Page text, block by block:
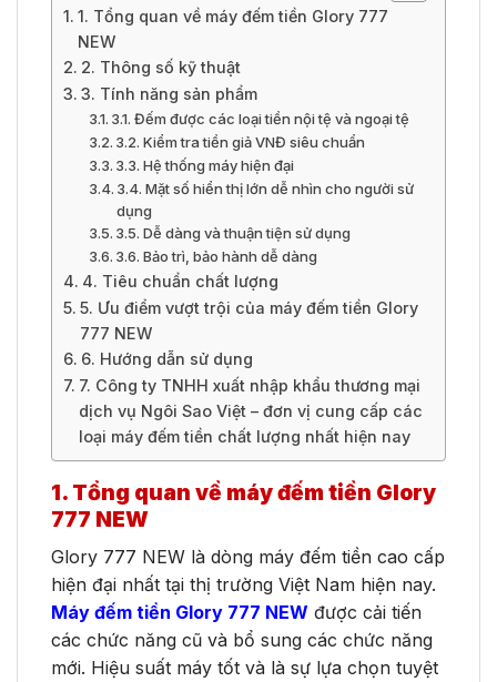
1. Tổng quan về máy đếm tiền Glory 777
NEW
2. Thông số kỹ thuật
3. Tính năng sản phẩm
3.1. Đếm được các loại tiền nội tệ và ngoại tệ
3.2. Kiểm tra tiền giả VNĐ siêu chuẩn
3.3. Hệ thống máy hiện đại
3.4. Mặt số hiển thị lớn dễ nhìn cho người sử
dụng
3.5. Dễ dàng và thuận tiện sử dụng
3.6. Bảo trì, bảo hành dễ dàng
4. Tiêu chuẩn chất lượng
5. Ưu điểm vượt trội của máy đếm tiền Glory
777 NEW
6. Hướng dẫn sử dụng
7. Công ty TNHH xuất nhập khẩu thương mại
dịch vụ Ngôi Sao Việt – đơn vị cung cấp các
loại máy đếm tiền chất lượng nhất hiện nay
1. Tổng quan về máy đếm tiền Glory
777 NEW
Glory 777 NEW là dòng máy đếm tiền cao cấp
hiện đại nhất tại thị trường Việt Nam hiện nay.
Máy đếm tiền Glory 777 NEW được cải tiến
các chức năng cũ và bổ sung các chức năng
mới. Hiệu suất máy tốt và là sự lựa chọn tuyệt